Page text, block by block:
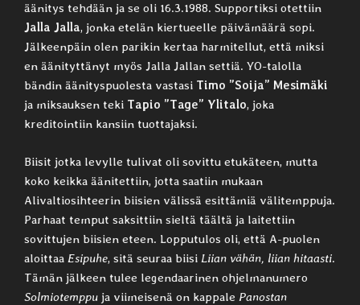
äänitys tehdään ja se oli 16.3.1988. Supportiksi otettiin
Jalla Jalla, jonka etelän kiertueelle päivämäärä sopi.
Jälkeenpäin olen parikin kertaa harmitellut, että miksi
en äänityttänyt myös Jalla Jallan settiä. YO-talolla
bändin äänityspuolesta vastasi Timo ”Soija” Mesimäki
ja miksauksen teki Tapio ”Tage” Ylitalo, joka
kreditointiin kansiin tuottajaksi.
Biisit jotka levylle tulivat oli sovittu etukäteen, mutta
koko keikka äänitettiin, jotta saatiin mukaan
Alivaltiosihteerin biisien välissä esittämiä välitemppuja.
Parhaat temput saksittiin sieltä täältä ja laitettiin
sovittujen biisien eteen. Lopputulos oli, että A-puolen
aloittaa Esipuhe, sitä seuraa biisi Liian vähän, liian hitaasti.
Tämän jälkeen tulee legendaarinen ohjelmanumero
Solmiotemppu ja viimeisenä on kappale Panostan